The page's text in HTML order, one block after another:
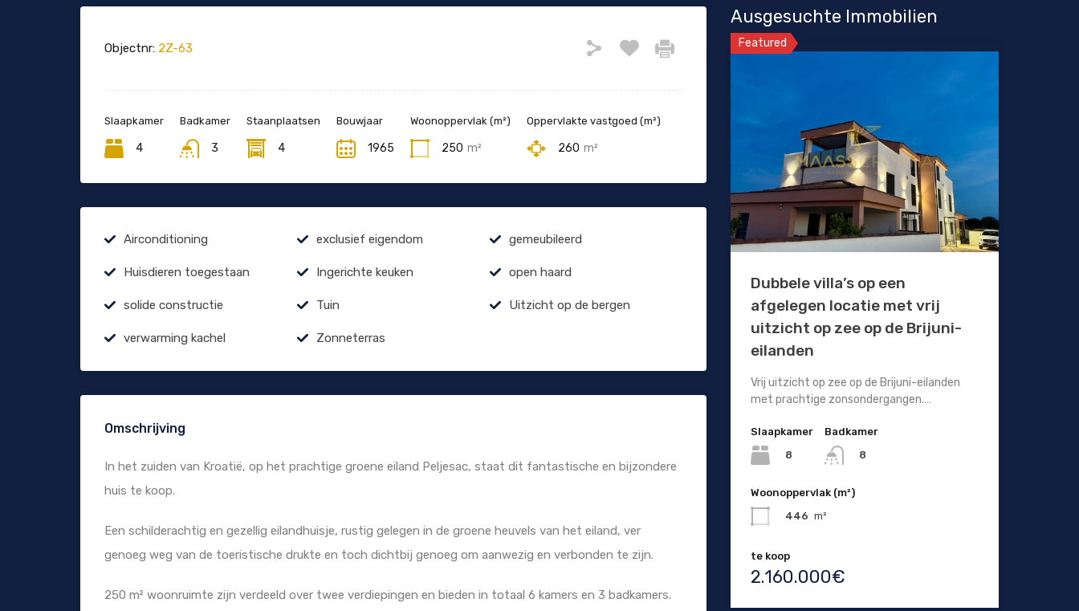
Objectnr: 2Z-63
Slaapkamer
4
Badkamer
3
Staanplaatsen
4
Bouwjaar
1965
Woonoppervlak (m²)
250 m²
Oppervlakte vastgoed (m²)
260 m²
Airconditioning exclusief eigendom gemeubileerd
Huisdieren toegestaan Ingerichte keuken open haard
solide constructie Tuin Uitzicht op de bergen
verwarming kachel Zonneterras
Omschrijving
In het zuiden van Kroatië, op het prachtige groene eiland Peljesac, staat dit fantastische en bijzondere
huis te koop.
Een schilderachtig en gezellig eilandhuisje, rustig gelegen in de groene heuvels van het eiland, ver
genoeg weg van de toeristische drukte en toch dichtbij genoeg om aanwezig en verbonden te zijn.
250 m² woonruimte zijn verdeeld over twee verdiepingen en bieden in totaal 6 kamers en 3 badkamers.
Ausgesuchte Immobilien
Featured
Dubbele villa’s op een
afgelegen locatie met vrij
uitzicht op zee op de Brijuni-
eilanden
Vrij uitzicht op zee op de Brijuni-eilanden
met prachtige zonsondergangen.…
Slaapkamer
8
Badkamer
8
Woonoppervlak (m²)
446 m²
te koop
2.160.000€